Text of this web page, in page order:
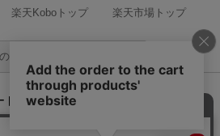
楽天Koboトップ 楽天市場トップ
ページの先頭に戻る
モバイル
護方針